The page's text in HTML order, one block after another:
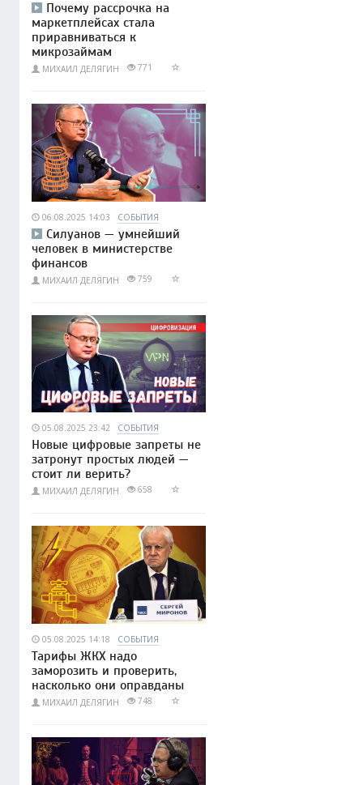
Почему рассрочка на
маркетплейсах стала
приравниваться к
микрозаймам
МИХАИЛ ДЕЛЯГИН 771
06.08.2025 14:03 СОБЫТИЯ
Силуанов — умнейший
человек в министерстве
финансов
МИХАИЛ ДЕЛЯГИН 759
05.08.2025 23:42 СОБЫТИЯ
Новые цифровые запреты не
затронут простых людей —
стоит ли верить?
МИХАИЛ ДЕЛЯГИН 658
05.08.2025 14:18 СОБЫТИЯ
Тарифы ЖКХ надо
заморозить и проверить,
насколько они оправданы
МИХАИЛ ДЕЛЯГИН 748